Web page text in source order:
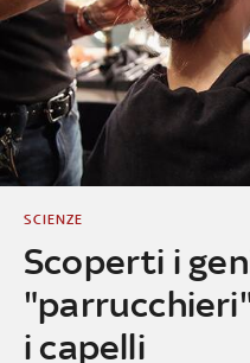
Scoperti i
i capelli
SCIENZE